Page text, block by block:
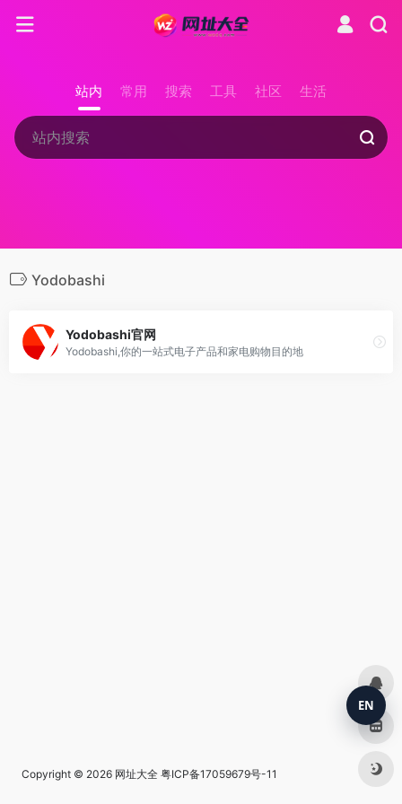
站内 常用 搜索 工具 社区 生活
Yodobashi
Yodobashi官网
Yodobashi,你的一站式电子产品和家电购物目的地
Copyright © 2026 网址大全 粤ICP备17059679号-11
EN